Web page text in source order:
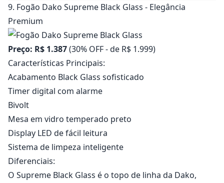
9. Fogão Dako Supreme Black Glass - Elegância
Premium
Preço: R$ 1.387(30% OFF - de R$ 1.999)
Características Principais:
Acabamento Black Glass sofisticado
Timer digital com alarme
Bivolt
Mesa em vidro temperado preto
Display LED de fácil leitura
Sistema de limpeza inteligente
Diferenciais:
O Supreme Black Glass é o topo de linha da Dako,